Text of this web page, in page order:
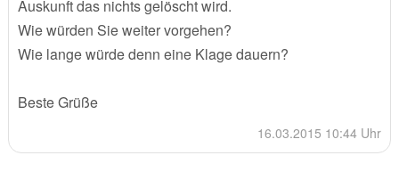
Auskunft das nichts gelöscht wird.
Wie würden Sie weiter vorgehen?
Wie lange würde denn eine Klage dauern?
Beste Grüße
16.03.2015 10:44 Uhr